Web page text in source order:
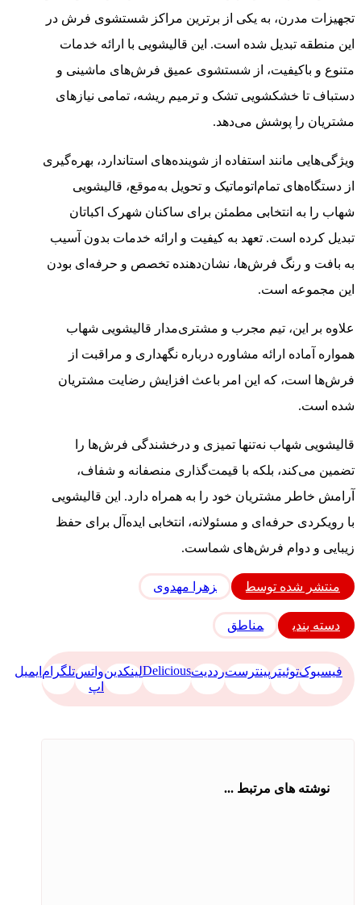
تجهیزات مدرن، به یکی از برترین مراکز شستشوی فرش در
این منطقه تبدیل شده است. این قالیشویی با ارائه خدمات
متنوع و باکیفیت، از شستشوی عمیق فرش‌های ماشینی و
دستباف تا خشکشویی تشک و ترمیم ریشه، تمامی نیازهای
مشتریان را پوشش می‌دهد.
ویژگی‌هایی مانند استفاده از شوینده‌های استاندارد، بهره‌گیری
از دستگاه‌های تمام‌اتوماتیک و تحویل به‌موقع، قالیشویی
شهاب را به انتخابی مطمئن برای ساکنان شهرک اکباتان
تبدیل کرده است. تعهد به کیفیت و ارائه خدمات بدون آسیب
به بافت و رنگ فرش‌ها، نشان‌دهنده تخصص و حرفه‌ای بودن
این مجموعه است.
علاوه بر این، تیم مجرب و مشتری‌مدار قالیشویی شهاب
همواره آماده ارائه مشاوره درباره نگهداری و مراقبت از
فرش‌ها است، که این امر باعث افزایش رضایت مشتریان
شده است.
قالیشویی شهاب نه‌تنها تمیزی و درخشندگی فرش‌ها را
تضمین می‌کند، بلکه با قیمت‌گذاری منصفانه و شفاف،
آرامش خاطر مشتریان خود را به همراه دارد. این قالیشویی
با رویکردی حرفه‌ای و مسئولانه، انتخابی ایده‌آل برای حفظ
زیبایی و دوام فرش‌های شماست.
منتشر شده توسط زهرا مهدوی
دسته بندی مناطق
فیسبوکتوئیترپینترسترددیتDeliciousلینکدینواتس
اپ
تلگرام ایمیل
نوشته های مرتبط ...